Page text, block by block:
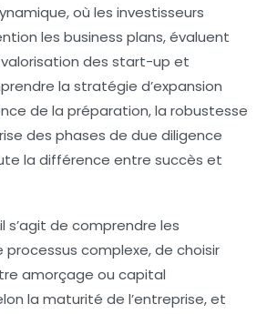
où les investisseurs
les business plans, évaluent
des start-up et
la stratégie d’expansion
de la préparation, la robustesse
des phases de due diligence
la différence entre succès et
s’agit de comprendre les
complexe, de choisir
amorçage ou capital
la maturité de l’entreprise, et